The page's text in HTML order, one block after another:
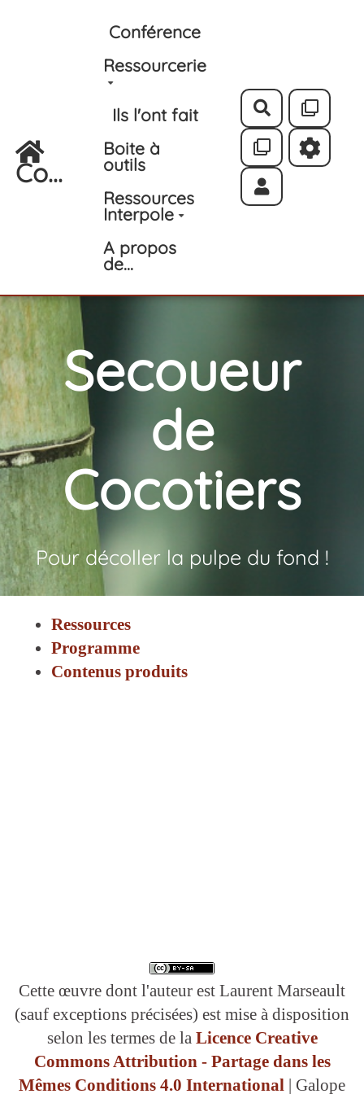
Aller au contenu principal
Co...
Conférence
Ressourcerie
Ils l'ont fait
Boite à
outils
Ressources
Interpole
A propos
de...
Rechercher
Secoueur
de
Cocotiers
Pour décoller la pulpe du fond !
Ressources
Programme
Contenus produits
Cette œuvre dont l'auteur est Laurent Marseault
(sauf exceptions précisées) est mise à disposition
selon les termes de la Licence Creative
Commons Attribution - Partage dans les
Mêmes Conditions 4.0 International | Galope